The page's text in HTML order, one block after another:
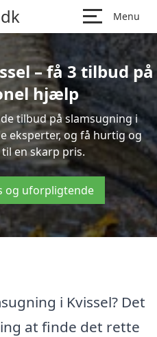
Menu
– få 3 tilbud på
hjælp
tilbud på slamsugning i
eksperter, og få hurtig og
en skarp pris.
og uforpligtende
i Kvissel? Det
at finde det rette